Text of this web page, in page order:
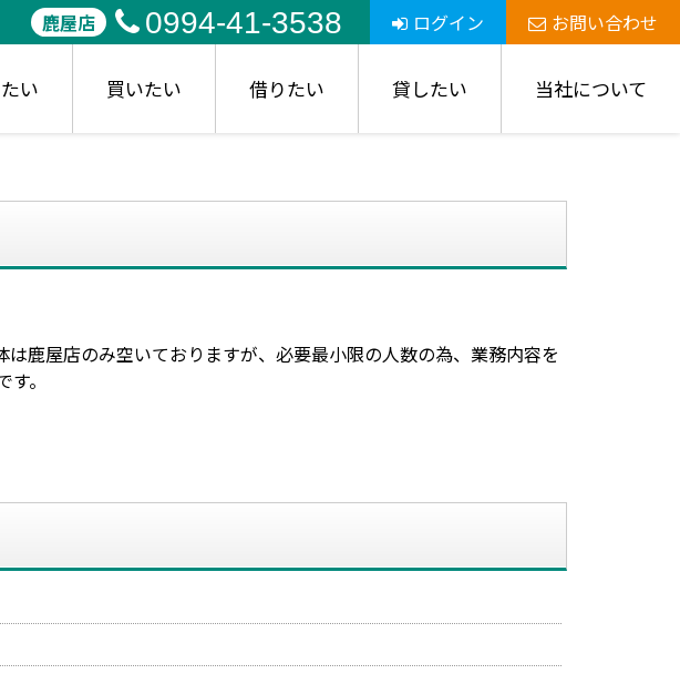
鹿屋店 0994-41-3538 ログイン お問い合わせ
い 買いたい 借りたい 貸したい 当社について
鹿屋店のみ空いておりますが、必要最小限の人数の為、業務内容を
。